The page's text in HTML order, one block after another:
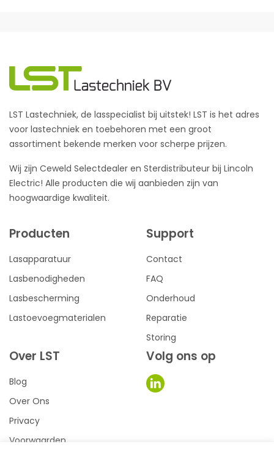
LST Lastechniek, de lasspecialist bij uitstek! LST is het adres
voor lastechniek en toebehoren met een groot
assortiment bekende merken voor scherpe prijzen.
Wij zijn Ceweld Selectdealer en Sterdistributeur bij Lincoln
Electric! Alle producten die wij aanbieden zijn van
hoogwaardige kwaliteit.
Producten
Lasapparatuur
Lasbenodigheden
Lasbescherming
Lastoevoegmaterialen
Support
Contact
FAQ
Onderhoud
Reparatie
Storing
Over LST
Blog
Over Ons
Privacy
Voorwaarden
Volg ons op